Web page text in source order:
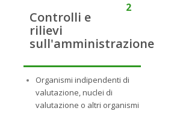
2
Controlli e
rilievi
sull'amministrazione
Organismi indipendenti di
valutazione, nuclei di
valutazione o altri organismi